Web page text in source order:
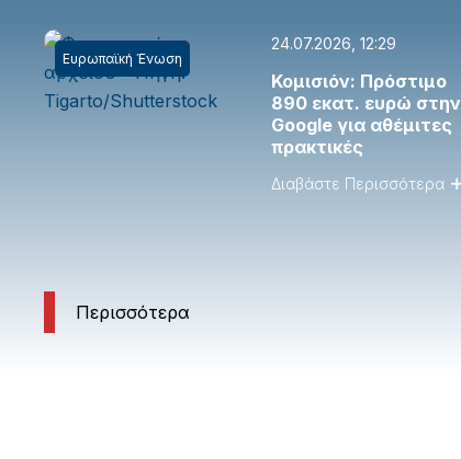
Ευρωπαϊκή Ένωση
24.07.2026, 12:29
Κομισιόν: Πρόστιμο
890 εκατ. ευρώ στην
Google για αθέμιτες
πρακτικές
Διαβάστε Περισσότερα
Περισσότερα